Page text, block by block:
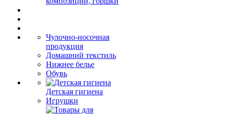
Чулочно-носочная
продукция
Домашний текстиль
Нижнее белье
Обувь
Детская гигиена
Игрушки